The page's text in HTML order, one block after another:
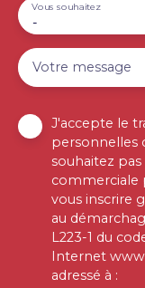
-
Vous souhaitez
Votre message
J'accepte le
personnelles
souhaitez
commerciale
vous inscrire
au
L223-1 du
Internet
adressé à :